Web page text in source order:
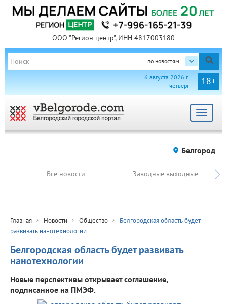
ООО "Регион центр", ИНН 4817003180
по новостям
18+
6 августа 2026 г.
четверг
Toggle
Белгород
Все новости Заводные выходные
Главная Новости Общество
Белгородская область будет
развивать нанотехнологии
Белгородская область будет развивать
нанотехнологии
Новые перспективы открывает соглашение,
подписанное на ПМЭФ.